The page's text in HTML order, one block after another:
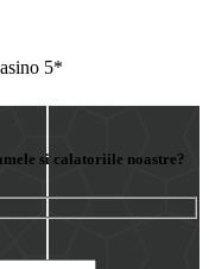
5*
si calatoriile noastre?